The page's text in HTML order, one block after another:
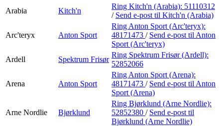
Arabia
Kitch'n
Ring Kitch'n (Arabia): 51110312
/ Send e-post til Kitch'n (Arabia)
Arc'teryx Anton Sport
Ring Anton Sport (Arc'teryx):
48171473 / Send e-post til Anton
Sport (Arc'teryx)
Ardell
Spektrum Frisør
Ring Spektrum Frisør (Ardell):
52852066
Arena Anton Sport
Ring Anton Sport (Arena):
48171473 / Send e-post til Anton
Sport (Arena)
Arne Nordlie Bjørklund
Ring Bjørklund (Arne Nordlie):
52852380 / Send e-post til
Bjørklund (Arne Nordlie)